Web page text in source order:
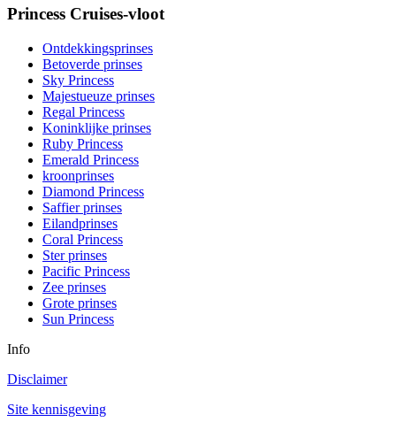
Princess Cruises-vloot
Ontdekkingsprinses
Betoverde prinses
Sky Princess
Majestueuze prinses
Regal Princess
Koninklijke prinses
Ruby Princess
Emerald Princess
kroonprinses
Diamond Princess
Saffier prinses
Eilandprinses
Coral Princess
Ster prinses
Pacific Princess
Zee prinses
Grote prinses
Sun Princess
Info
Disclaimer
Site kennisgeving